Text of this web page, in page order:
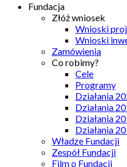
Fundacja
Złóż wniosek
Wnioski
Wnioski
Zamówienia
Co robimy?
Cele
Programy
Działania
Działania
Działania
Działania
Władze Fundacji
Zespół Fundacji
Film o Fundacji